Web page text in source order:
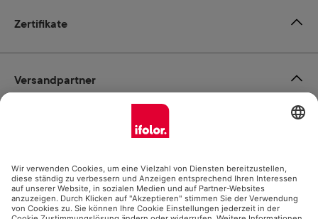
Zertifikate
Zahlungsmöglichkeiten
Social Media
Versandpartner